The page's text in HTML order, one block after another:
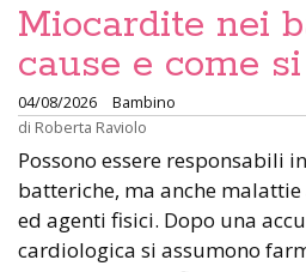
Miocardite nei
cause e come
04/08/2026
Bambino
di Roberta Raviolo
Possono essere responsabili
batteriche, ma anche
ed agenti fisici. Dopo una
cardiologica si assumono